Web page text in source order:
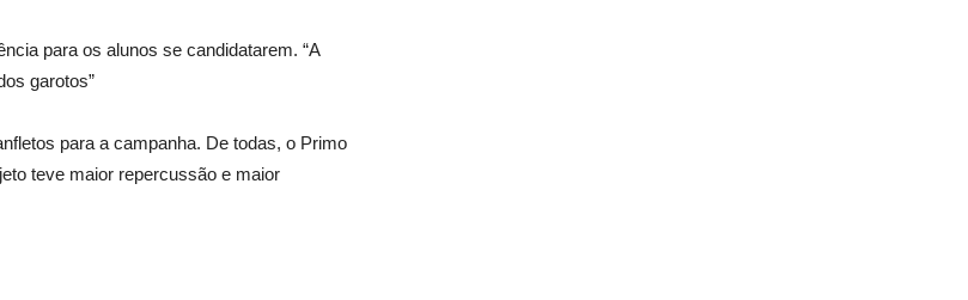
para os alunos se candidatarem. “A
garotos”
para a campanha. De todas, o Primo
teve maior repercussão e maior